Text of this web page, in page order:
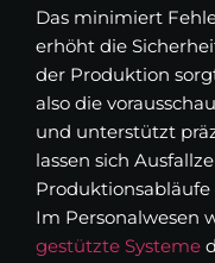
Das minimiert
erhöht die
der Produktion
also die
und unterstützt
lassen sich
Im Personalwesen
gestützte Systeme